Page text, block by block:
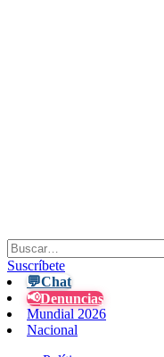
Suscríbete
💬Chat
📢Denuncias
Mundial 2026
Nacional